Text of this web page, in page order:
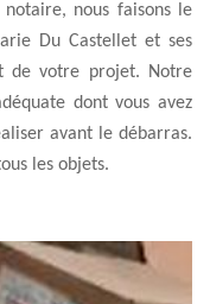
notaire, nous faisons le
Du Castellet et ses
de votre projet. Notre
dont vous avez
avant le débarras.
les objets.